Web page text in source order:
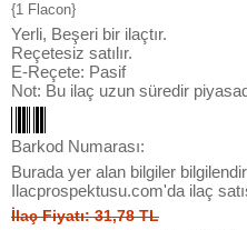
{1 Flacon}
Yerli, Beşeri bir ilaçtır.
Reçetesiz satılır.
E-Reçete: Pasif
Not: Bu ilaç uzun süredir
Barkod Numarası:
Burada yer alan bilgiler
Ilacprospektusu.com'da ilaç
İlaç Fiyatı: 31,78 TL